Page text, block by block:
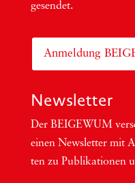
gesendet.
Anmeldung
Newsletter
Der BEIGEWUM
einen News­let­ter mit
ten zu Publi­ka­tio­nen